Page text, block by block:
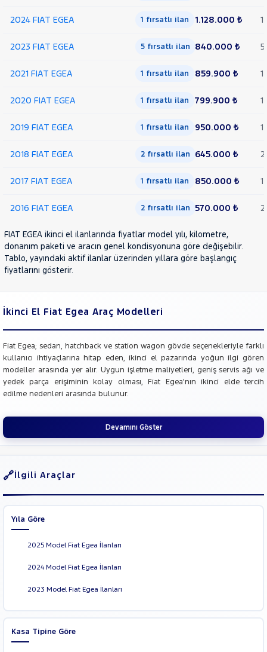
2024 FIAT EGEA 1 fırsatlı ilan 1.128.000 ₺ 1
2023 FIAT EGEA 5 fırsatlı ilan 840.000 ₺ 5
2021 FIAT EGEA 1 fırsatlı ilan 859.900 ₺ 1
2020 FIAT EGEA 1 fırsatlı ilan 799.900 ₺ 1
2019 FIAT EGEA 1 fırsatlı ilan 950.000 ₺ 1
2018 FIAT EGEA 2 fırsatlı ilan 645.000 ₺ 2
2017 FIAT EGEA 1 fırsatlı ilan 850.000 ₺ 1
2016 FIAT EGEA 2 fırsatlı ilan 570.000 ₺ 2
FIAT EGEA ikinci el ilanlarında fiyatlar model yılı, kilometre,
donanım paketi ve aracın genel kondisyonuna göre değişebilir.
Tablo, yayındaki aktif ilanlar üzerinden yıllara göre başlangıç
fiyatlarını gösterir.
İkinci El Fiat Egea Araç Modelleri
Fiat Egea; sedan, hatchback ve station wagon gövde seçenekleriyle farklı
kullanıcı ihtiyaçlarına hitap eden, ikinci el pazarında yoğun ilgi gören
modeller arasında yer alır. Uygun işletme maliyetleri, geniş servis ağı ve
yedek parça erişiminin kolay olması, Fiat Egea'nın ikinci elde tercih
edilme nedenleri arasında bulunur.
Devamını Göster
İlgili Araçlar
Yıla Göre
2025 Model Fiat Egea İlanları
2024 Model Fiat Egea İlanları
2023 Model Fiat Egea İlanları
Kasa Tipine Göre